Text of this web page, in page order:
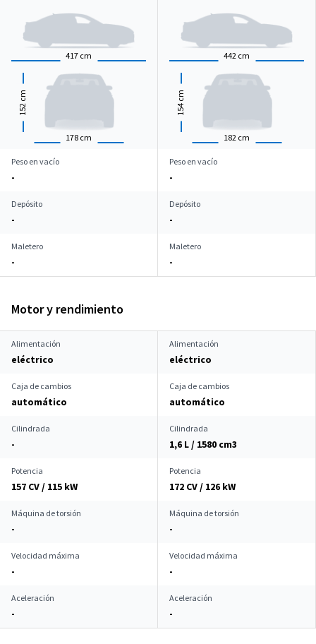
417 cm
178 cm
152
cm
442 cm
182 cm
154
cm
Peso en vacío
-
Peso en vacío
-
Depósito
-
Depósito
-
Maletero
-
Maletero
-
Motor y rendimiento
Alimentación
eléctrico
Alimentación
eléctrico
Caja de cambios
automático
Caja de cambios
automático
Cilindrada
-
Cilindrada
1,6 L / 1580 cm3
Potencia
157 CV / 115 kW
Potencia
172 CV / 126 kW
Máquina de torsión
-
Máquina de torsión
-
Velocidad máxima
-
Velocidad máxima
-
Aceleración
-
Aceleración
-